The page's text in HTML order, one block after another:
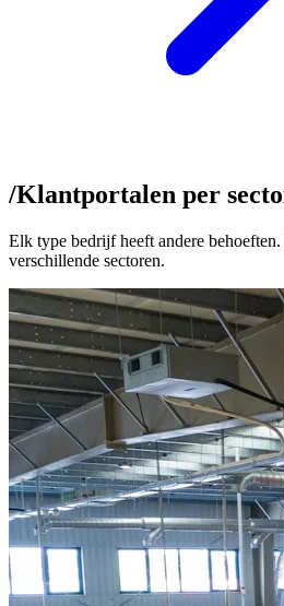
/Klantportalen per
Elk type bedrijf heeft andere
verschillende sectoren.